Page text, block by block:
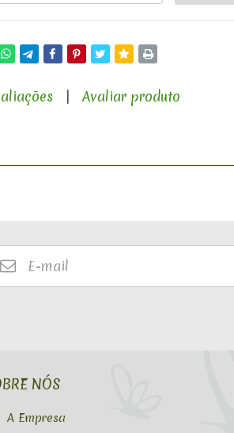
|Avaliar produto
E-
NÓS
A Empresa